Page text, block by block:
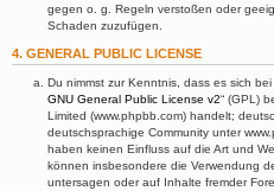
gegen o. g. Regeln verstoßen oder
Schaden zuzufügen.
4. GENERAL PUBLIC LICENSE
Du nimmst zur Kenntnis, dass es sich bei
GNU General Public License v2“ (GPL)
Limited (www.phpbb.com) handelt;
deutschsprachige Community unter
haben keinen Einfluss auf die Art und
können insbesondere die Verwendung
untersagen oder auf Inhalte fremder